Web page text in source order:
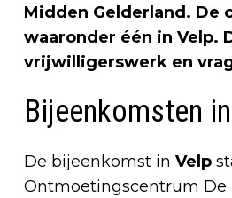
Midden Gelderland.
waaronder één in Velp.
vrijwilligerswerk en
Bijeenkomsten
De bijeenkomst in Velp
Ontmoetingscentrum De